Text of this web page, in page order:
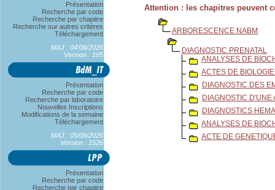
Présentation
Recherche par code
Recherche par chapitre
Recherche sur autres critères
Téléchargement
MAJ : 04/06/2026
Version : 105
Présentation
Recherche par code
Recherche par laboratoire
Nouvelles Inscriptions
Modifications de la semaine
Téléchargement
MAJ : 05/08/2026
Version : 1526
Présentation
Recherche par code
Recherche par chapitre
Attention : les chapitres peuvent
ARBORESCENCE NABM
DIAGNOSTIC PRENATAL
ANALYSES DE
ACTES DE
DIAGNOSTIC DES
DIAGNOSTIC
DIAGNOSTICS
ANALYSES DE
ACTE DE